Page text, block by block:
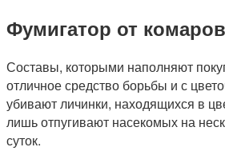
Фумигатор от комаров
Составы, которыми наполняют
отличное средство борьбы и с
убивают личинки, находящихся в
лишь отпугивают насекомых на
суток.